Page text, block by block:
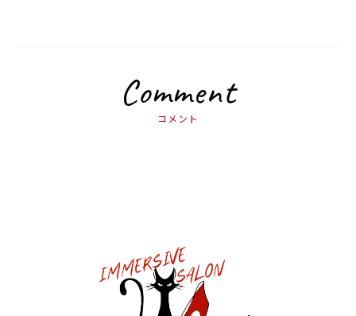
Comment
コメント